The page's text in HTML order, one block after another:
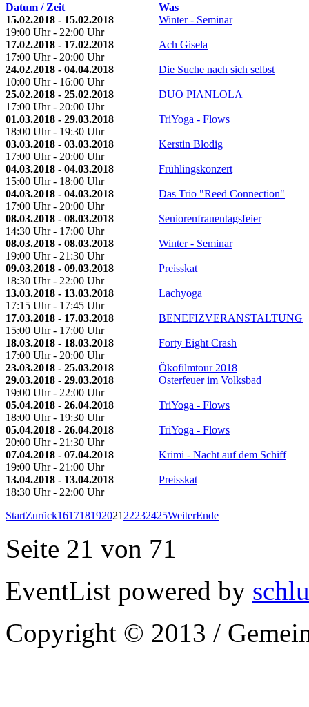
Datum / Zeit
Was
15.02.2018 - 15.02.2018
19:00 Uhr - 22:00 Uhr
Winter - Seminar
17.02.2018 - 17.02.2018
17:00 Uhr - 20:00 Uhr
Ach Gisela
24.02.2018 - 04.04.2018
10:00 Uhr - 16:00 Uhr
Die Suche nach sich selbst
25.02.2018 - 25.02.2018
17:00 Uhr - 20:00 Uhr
DUO PIANLOLA
01.03.2018 - 29.03.2018
18:00 Uhr - 19:30 Uhr
TriYoga - Flows
03.03.2018 - 03.03.2018
17:00 Uhr - 20:00 Uhr
Kerstin Blodig
04.03.2018 - 04.03.2018
15:00 Uhr - 18:00 Uhr
Frühlingskonzert
04.03.2018 - 04.03.2018
17:00 Uhr - 20:00 Uhr
Das Trio "Reed Connection"
08.03.2018 - 08.03.2018
14:30 Uhr - 17:00 Uhr
Seniorenfrauentagsfeier
08.03.2018 - 08.03.2018
19:00 Uhr - 21:30 Uhr
Winter - Seminar
09.03.2018 - 09.03.2018
18:30 Uhr - 22:00 Uhr
Preisskat
13.03.2018 - 13.03.2018
17:15 Uhr - 17:45 Uhr
Lachyoga
17.03.2018 - 17.03.2018
15:00 Uhr - 17:00 Uhr
BENEFIZVERANSTALTUNG
18.03.2018 - 18.03.2018
17:00 Uhr - 20:00 Uhr
Forty Eight Crash
23.03.2018 - 25.03.2018
Ökofilmtour 2018
29.03.2018 - 29.03.2018
19:00 Uhr - 22:00 Uhr
Osterfeuer im Volksbad
05.04.2018 - 26.04.2018
18:00 Uhr - 19:30 Uhr
TriYoga - Flows
05.04.2018 - 26.04.2018
20:00 Uhr - 21:30 Uhr
TriYoga - Flows
07.04.2018 - 07.04.2018
19:00 Uhr - 21:00 Uhr
Krimi - Nacht auf dem Schiff
13.04.2018 - 13.04.2018
18:30 Uhr - 22:00 Uhr
Preisskat
StartZurück161718192021 22232425WeiterEnde
Seite 21 von 71
EventList powered by
Copyright © 2013 /